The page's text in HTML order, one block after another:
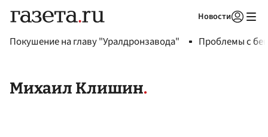
Новости
Покушение на главу "Уралдронзавода" Проблемы с
Михаил Клишин